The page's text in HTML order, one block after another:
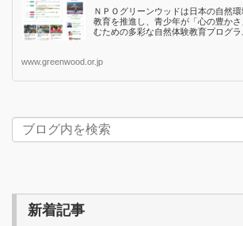
ＮＰＯグリーンウッドは日本の自然
教育を推進し、青少年が「心の豊か
むための多彩な自然体験教育プログラ
www.greenwood.or.jp
新着記事